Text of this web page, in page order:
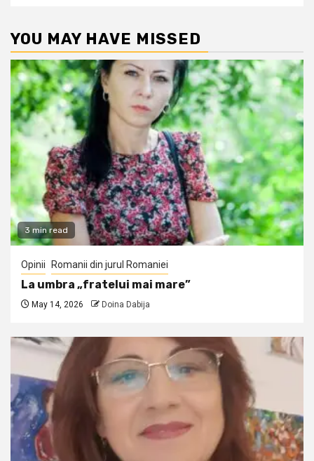
YOU MAY HAVE MISSED
3 min read
Opinii Romanii din jurul Romaniei
La umbra „fratelui mai mare”
May 14, 2026 Doina Dabija